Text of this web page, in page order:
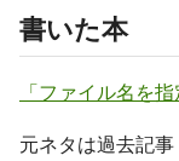
書いた本
「ファイル名を
元ネタは過去記事